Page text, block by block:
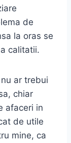
de
la oras se
calitatii.
ar trebui
chiar
afaceri in
de utile
mine, ca